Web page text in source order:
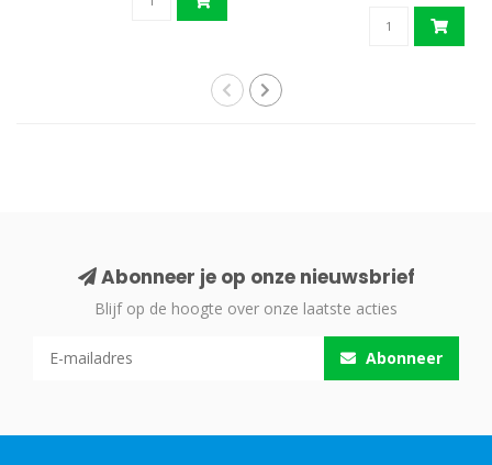
Abonneer je op onze nieuwsbrief
Blijf op de hoogte over onze laatste acties
Abonneer